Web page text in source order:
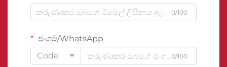
0/100
ජංගම/WhatsApp
Code
0/100